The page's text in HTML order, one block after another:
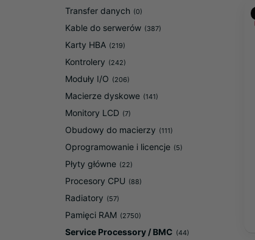
Transfer danych (0)
Kable do serwerów (387)
Karty HBA (219)
Kontrolery (242)
Moduły I/O (206)
Macierze dyskowe (141)
Monitory LCD (7)
Obudowy do macierzy (111)
Oprogramowanie i licencje (5)
Płyty główne (22)
Procesory CPU (88)
Radiatory (57)
Pamięci RAM (2750)
Service Processory / BMC (44)